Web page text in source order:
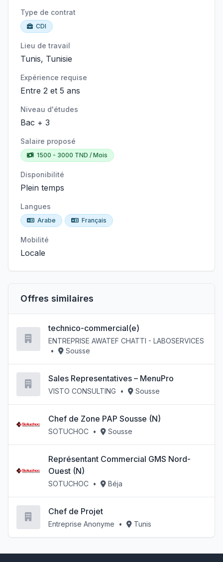
Type de contrat
CDI
Lieu de travail
Tunis, Tunisie
Expérience requise
Entre 2 et 5 ans
Niveau d'études
Bac + 3
Salaire proposé
1500 - 3000 TND / Mois
Disponibilité
Plein temps
Langues
Arabe Français
Mobilité
Locale
Offres similaires
technico-commercial(e)
ENTREPRISE AWATEF CHATTI - LABOSERVICES
•
Sousse
Sales Representatives – MenuPro
VISTO CONSULTING • Sousse
Chef de Zone PAP Sousse (N)
SOTUCHOC • Sousse
Représentant Commercial GMS Nord-
Ouest (N)
SOTUCHOC • Béja
Chef de Projet
Entreprise Anonyme • Tunis